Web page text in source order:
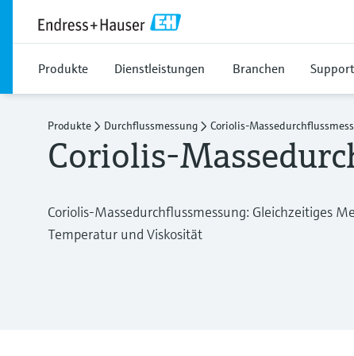
Produkte Dienstleistungen Branchen Support
Produkte Durchflussmessung Coriolis-
Coriolis-
Coriolis-Massedurchflussmessung: Gleichzeitiges
Temperatur und Viskosität